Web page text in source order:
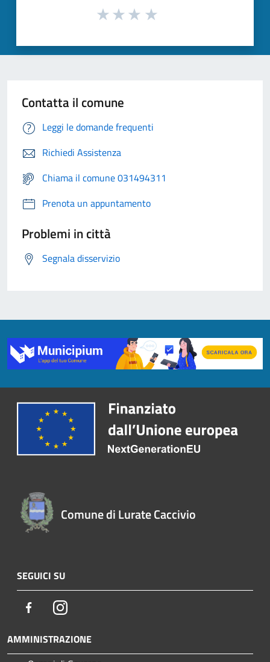
Contatta il comune
Leggi le domande frequenti
Richiedi Assistenza
Chiama il comune 031494311
Prenota un appuntamento
Problemi in città
Segnala disservizio
Comune di Lurate Caccivio
SEGUICI SU
FacebookInstagram
AMMINISTRAZIONE